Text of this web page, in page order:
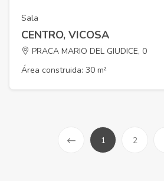
Sala
CENTRO, VICOSA
PRACA MARIO DEL GIUDICE, 0
Área construida: 30 m²
1 2